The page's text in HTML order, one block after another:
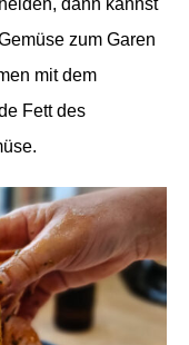
dann kannst
zum Garen
mit dem
Fett des